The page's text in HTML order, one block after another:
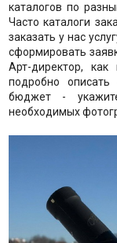
каталогов по
Часто каталоги
заказать у нас
сформировать
Арт-директор,
подробно
бюджет -
необходимых